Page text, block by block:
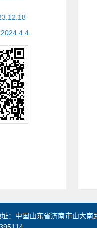
12 18
2024 4 4
：中国山东省济南市山大